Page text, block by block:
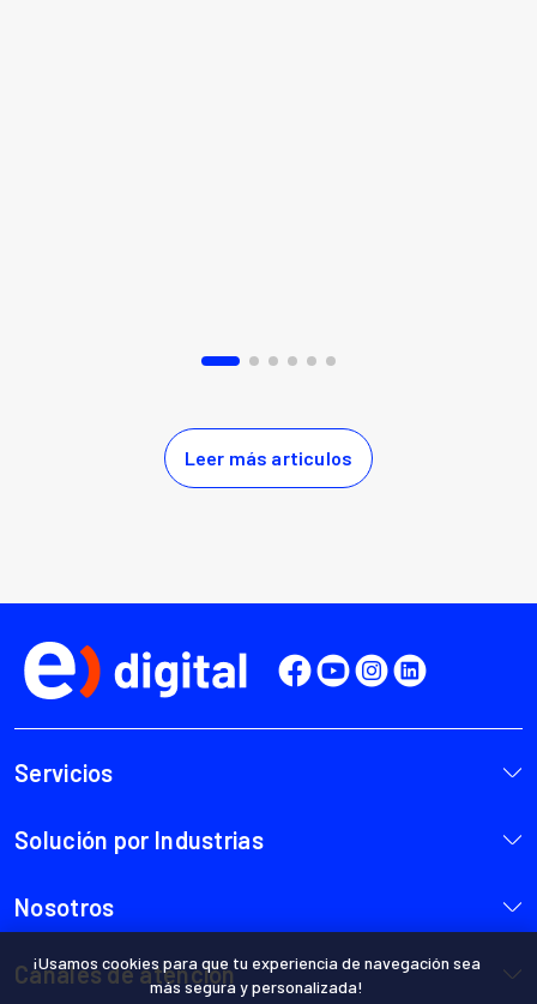
¡Usamos cookies para que tu experiencia de navegación sea
más segura y personalizada!